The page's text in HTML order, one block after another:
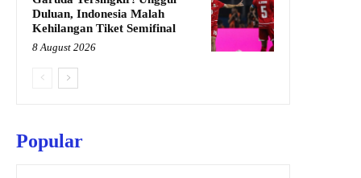
Duluan, Indonesia Malah
Kehilangan Tiket Semifinal
8 August 2026
Popular